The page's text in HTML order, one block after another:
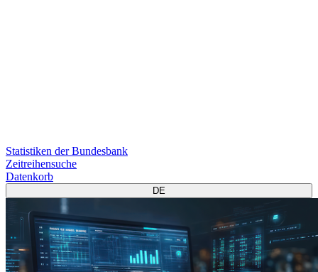
Statistiken der Bundesbank
Zeitreihensuche
Datenkorb
DE